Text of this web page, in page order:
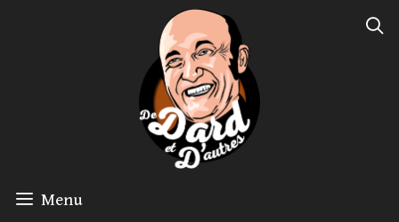
Menu